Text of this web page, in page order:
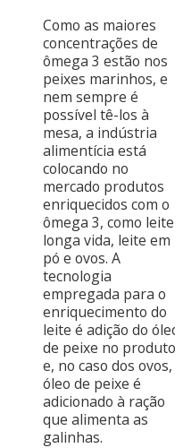
Como as maiores
concentrações de
ômega 3 estão nos
peixes marinhos, e
nem sempre é
possível tê-los à
mesa, a indústria
alimentícia está
colocando no
mercado produtos
enriquecidos com o
ômega 3, como leite
longa vida, leite em
pó e ovos. A
tecnologia
empregada para o
enriquecimento do
leite é adição do óleo
de peixe no produto
e, no caso dos ovos, o
óleo de peixe é
adicionado à ração
que alimenta as
galinhas.